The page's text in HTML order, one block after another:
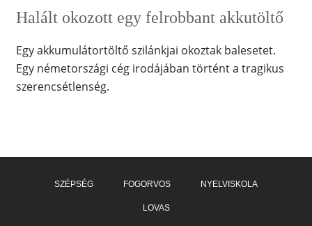
Halált okozott egy felrobbant akkutöltő
Egy akkumulátortöltő szilánkjai okoztak balesetet.
Egy németországi cég irodájában történt a tragikus
szerencsétlenség.
SZÉPSÉG FOGORVOS NYELVISKOLA
LOVAS